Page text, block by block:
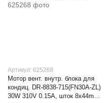
Артикул: 625268
Мотор вент. внутр. блока для
кондиц. DR-8838-715(FN30A-ZL)
30W 310V 0.15A, шток 8x44mm